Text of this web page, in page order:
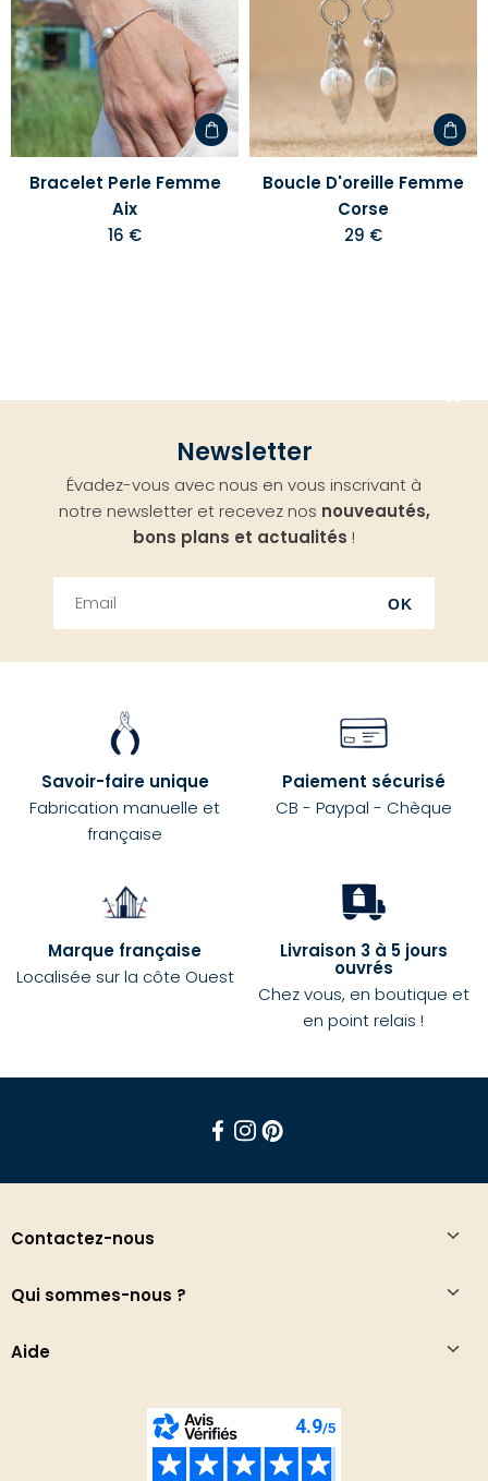
à
votre
liste
d'envies
Bracelet Perle Femme
Aix
16 €
Boucle D'oreille Femme
Corse
29 €
Newsletter
Évadez-vous avec nous en vous inscrivant à
notre newsletter et recevez nos nouveautés,
bons plans et actualités !
OK
Savoir-faire unique
Fabrication manuelle et
française
Paiement sécurisé
CB - Paypal - Chèque
Marque française
Localisée sur la côte Ouest
Livraison 3 à 5 jours
ouvrés
Chez vous, en boutique et
en point relais !
Contactez-nous
Qui sommes-nous ?
Aide